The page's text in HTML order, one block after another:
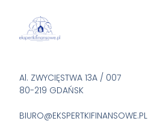
Al. ZWYCIĘSTWA 13A / 007
80-219 GDAŃSK
BIURO@EKSPERTKIFINANSOWE.PL